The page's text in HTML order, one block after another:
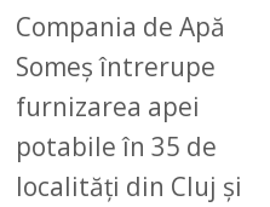
Compania de Apă
Someș întrerupe
furnizarea apei
potabile în 35 de
localități din Cluj și